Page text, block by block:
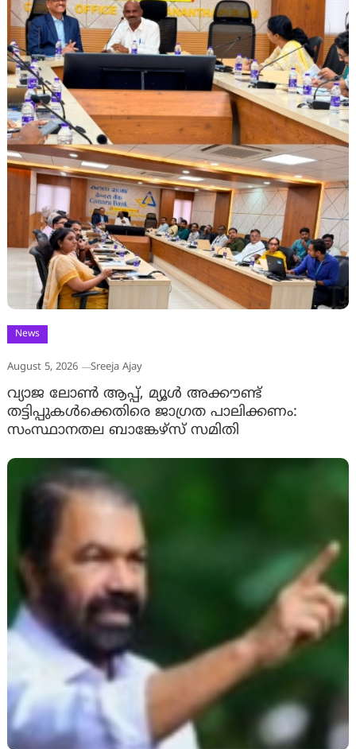
News
August 5, 2026 Sreeja Ajay
വ്യാജ ലോൺ ആപ്പ്, മ്യൂൾ അക്കൗണ്ട്
തട്ടിപ്പുകൾക്കെതിരെ ജാ​ഗ്രത പാലിക്കണം:
സംസ്ഥാനതല ബാങ്കേഴ്സ് സമിതി